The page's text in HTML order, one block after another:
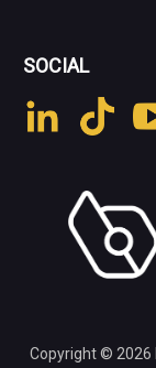
SOCIAL
Copyright © 2026